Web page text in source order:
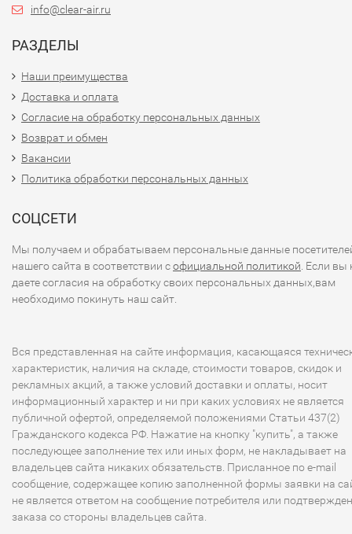
info@clear-air.ru
РАЗДЕЛЫ
Наши преимущества
Доставка и оплата
Согласие на обработку персональных данных
Возврат и обмен
Вакансии
Политика обработки персональных данных
СОЦСЕТИ
Мы получаем и обрабатываем персональные данные
нашего сайта в соответствии софициальной политикой . Если вы
даете согласия на обработку своих персональных данных,вам
необходимо покинуть наш сайт.
Вся представленная на сайте информация, касающаяся
характеристик, наличия на складе, стоимости товаров, скидок и
рекламных акций, а также условий доставки и оплаты, носит
информационный характер и ни при каких условиях не является
публичной офертой, определяемой положениями Статьи 437(2)
Гражданского кодекса РФ. Нажатие на кнопку "купить", а также
последующее заполнение тех или иных форм, не накладывает на
владельцев сайта никаких обязательств. Присланное по e-mail
сообщение, содержащее копию заполненной формы заявки на
не является ответом на сообщение потребителя или
заказа со стороны владельцев сайта.